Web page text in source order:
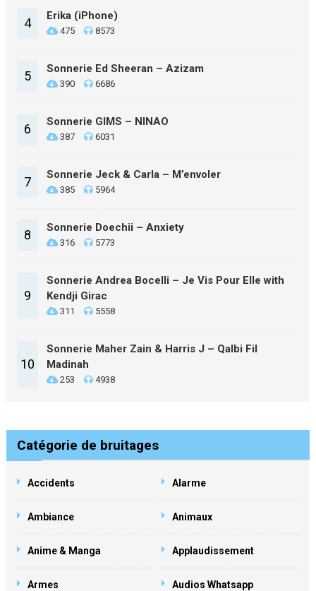
4 Erika (iPhone)
475 8573
5 Sonnerie Ed Sheeran – Azizam
390 6686
6 Sonnerie GIMS – NINAO
387 6031
7 Sonnerie Jeck & Carla – M’envoler
385 5964
8 Sonnerie Doechii – Anxiety
316 5773
9
Sonnerie Andrea Bocelli – Je Vis Pour Elle with
Kendji Girac
311 5558
10
Sonnerie Maher Zain & Harris J – Qalbi Fil
Madinah
253 4938
Catégorie de bruitages
Accidents Alarme
Ambiance Animaux
Anime & Manga Applaudissement
Armes Audios Whatsapp